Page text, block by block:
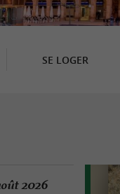
SE LOGER
2026